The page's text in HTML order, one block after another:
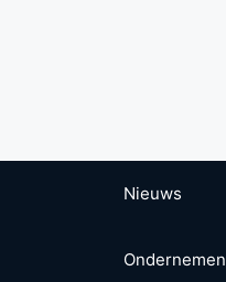
Nieuws
Ondernemen